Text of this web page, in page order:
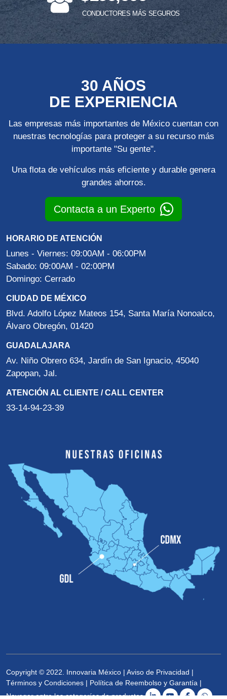
CONDUCTORES MÁS SEGUROS
30 AÑOS
DE EXPERIENCIA
Las empresas más importantes de México cuentan con
nuestras tecnologías para proteger a su recurso más
importante "Su gente".
Una flota de vehículos más eficiente y durable genera
grandes ahorros.
Contacta a un Experto
HORARIO DE ATENCIÓN
Lunes - Viernes: 09:00AM - 06:00PM
Sabado: 09:00AM - 02:00PM
Domingo: Cerrado
CIUDAD DE MÉXICO
Blvd. Adolfo López Mateos 154, Santa María Nonoalco,
Álvaro Obregón, 01420
GUADALAJARA
Av. Niño Obrero 634, Jardín de San Ignacio, 45040
Zapopan, Jal.
ATENCIÓN AL CLIENTE / CALL CENTER
33-14-94-23-39
Copyright © 2022. Innovaria México | Aviso de Privacidad |
Términos y Condiciones | Política de Reembolso y Garantía |
Navegar entre las categorías de productos